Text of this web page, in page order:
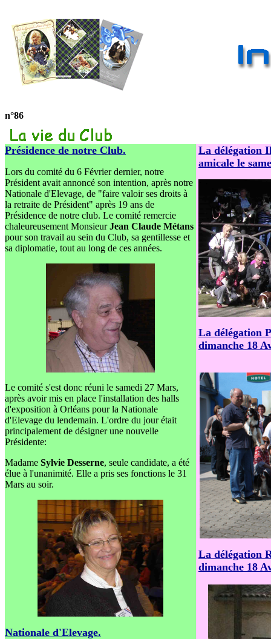
n°86
Présidence de notre Club.
Lors du comité du 6 Février dernier, notre
Président avait annoncé son intention, après notre
Nationale d'Elevage, de "faire valoir ses droits à
la retraite de Président" après 19 ans de
Présidence de notre club. Le comité remercie
chaleureusement MonsieurJean Claude Métans
pour son travail au sein du Club, sa gentillesse et
sa diplomatie, tout au long de ces années.
Le comité s'est donc réuni le samedi 27 Mars,
après avoir mis en place l'installation des halls
d'exposition à Orléans pour la Nationale
d'Elevage du lendemain. L'ordre du jour était
principalement de désigner une nouvelle
Présidente:
Madame Sylvie Desserne, seule candidate, a été
élue à l'unanimité. Elle a pris ses fonctions le 31
Mars au soir.
Nationale d'Elevage.
La délégation
amicale le
La délégation
dimanche 18
La délégation
dimanche 18